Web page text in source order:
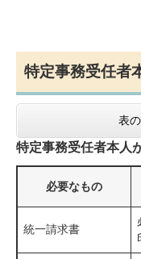
特定事務受任者
表
特定事務受任者本人
必要なもの
統一請求書